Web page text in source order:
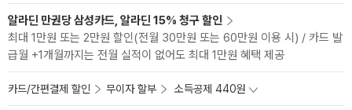
알라딘 만권당 삼성카드, 알라딘 15% 청구 할인
최대 1만원 또는 2만원 할인(전월 30만원 또는 60만원 이용 시) / 카드 발
급월 +1개월까지는 전월 실적이 없어도 최대 1만원 혜택 제공
카드/간편결제 할인 무이자 할부 소득공제 440원